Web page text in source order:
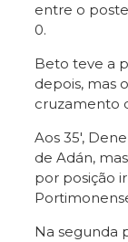
entre o
0.
Beto teve a
depois, mas
cruzamento
Aos 35′,
de Adán,
por posição
Na segunda